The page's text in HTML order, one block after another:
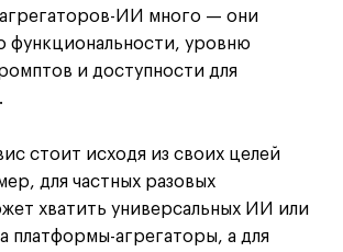
ИИ много — они
функциональности, уровню
и доступности для
стоит исходя из своих целей
для частных разовых
хватить универсальных ИИ или
платформы-агрегаторы, а для